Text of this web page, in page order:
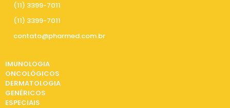
(11) 3399-7011
(11) 3399-7011
contato@pharmed.com.br
IMUNOLOGIA
ONCOLÓGICOS
DERMATOLOGIA
GENÉRICOS
ESPECIAIS